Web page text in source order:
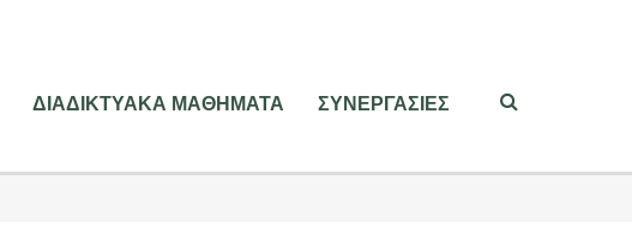
ΔΙΑΔΙΚΤΥΑΚΑ ΜΑΘΗΜΑΤΑ ΣΥΝΕΡΓΑΣΙΕΣ